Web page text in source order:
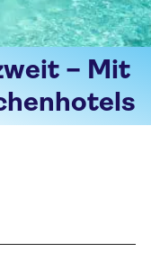
– Mit